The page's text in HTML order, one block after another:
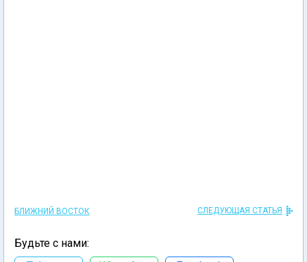
БЛИЖНИЙ ВОСТОК СЛЕДУЮЩАЯ СТАТЬЯ
Будьте с нами: